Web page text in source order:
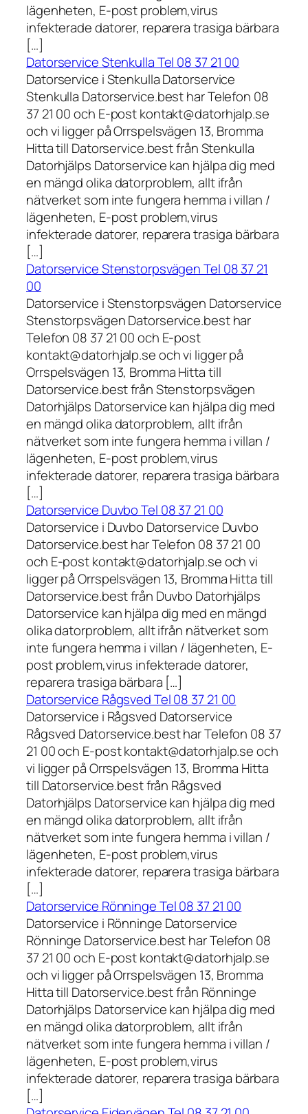
lägenheten, E-post problem,virus
infekterade datorer, reparera trasiga bärbara
[…]
Datorservice Stenkulla Tel 08 37 21 00
Datorservice i Stenkulla Datorservice
Stenkulla Datorservice.best har Telefon 08
37 21 00 och E-post kontakt@datorhjalp.se
och vi ligger på Orrspelsvägen 13, Bromma
Hitta till Datorservice.best från Stenkulla
Datorhjälps Datorservice kan hjälpa dig med
en mängd olika datorproblem, allt ifrån
nätverket som inte fungera hemma i villan /
lägenheten, E-post problem,virus
infekterade datorer, reparera trasiga bärbara
[…]
Datorservice Stenstorpsvägen Tel 08 37 21
00
Datorservice i Stenstorpsvägen Datorservice
Stenstorpsvägen Datorservice.best har
Telefon 08 37 21 00 och E-post
kontakt@datorhjalp.se och vi ligger på
Orrspelsvägen 13, Bromma Hitta till
Datorservice.best från Stenstorpsvägen
Datorhjälps Datorservice kan hjälpa dig med
en mängd olika datorproblem, allt ifrån
nätverket som inte fungera hemma i villan /
lägenheten, E-post problem,virus
infekterade datorer, reparera trasiga bärbara
[…]
Datorservice Duvbo Tel 08 37 21 00
Datorservice i Duvbo Datorservice Duvbo
Datorservice.best har Telefon 08 37 21 00
och E-post kontakt@datorhjalp.se och vi
ligger på Orrspelsvägen 13, Bromma Hitta till
Datorservice.best från Duvbo Datorhjälps
Datorservice kan hjälpa dig med en mängd
olika datorproblem, allt ifrån nätverket som
inte fungera hemma i villan / lägenheten, E-
post problem,virus infekterade datorer,
reparera trasiga bärbara […]
Datorservice Rågsved Tel 08 37 21 00
Datorservice i Rågsved Datorservice
Rågsved Datorservice.best har Telefon 08 37
21 00 och E-post kontakt@datorhjalp.se och
vi ligger på Orrspelsvägen 13, Bromma Hitta
till Datorservice.best från Rågsved
Datorhjälps Datorservice kan hjälpa dig med
en mängd olika datorproblem, allt ifrån
nätverket som inte fungera hemma i villan /
lägenheten, E-post problem,virus
infekterade datorer, reparera trasiga bärbara
[…]
Datorservice Rönninge Tel 08 37 21 00
Datorservice i Rönninge Datorservice
Rönninge Datorservice.best har Telefon 08
37 21 00 och E-post kontakt@datorhjalp.se
och vi ligger på Orrspelsvägen 13, Bromma
Hitta till Datorservice.best från Rönninge
Datorhjälps Datorservice kan hjälpa dig med
en mängd olika datorproblem, allt ifrån
nätverket som inte fungera hemma i villan /
lägenheten, E-post problem,virus
infekterade datorer, reparera trasiga bärbara
[…]